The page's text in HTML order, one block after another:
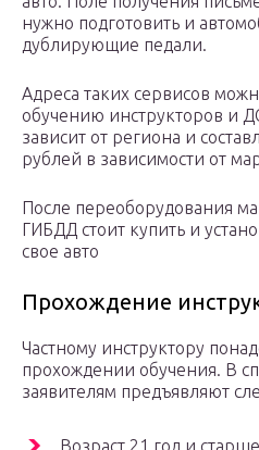
нужно подготовить и
дублирующие педали.
Адреса таких сервисов
обучению инструкторов и
зависит от региона и
рублей в зависимости от
После переоборудования
ГИБДД стоит купить и
свое авто
Прохождение
Частному инструктору
прохождении обучения. В
заявителям предъявляют
Возраст 21 год и